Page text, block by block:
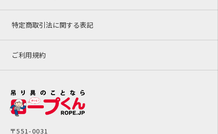
特定商取引法に関する表記
ご利用規約
〒551-0031